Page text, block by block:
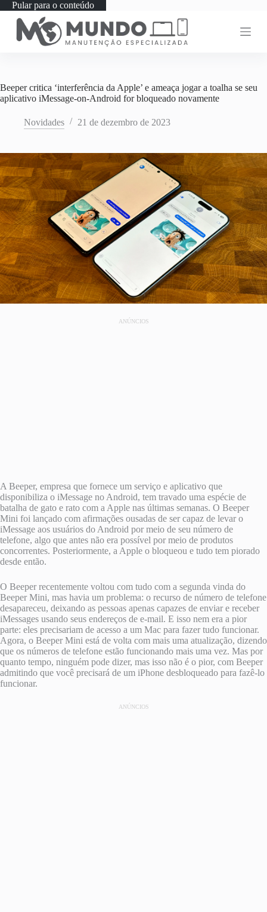
Pular para o conteúdo
Beeper critica ‘interferência da Apple’ e ameaça jogar a toalha se seu
aplicativo iMessage-on-Android for bloqueado novamente
Novidades 21 de dezembro de 2023
ANÚNCIOS
A Beeper, empresa que fornece um serviço e aplicativo que
disponibiliza o iMessage no Android, tem travado uma espécie de
batalha de gato e rato com a Apple nas últimas semanas. O Beeper
Mini foi lançado com afirmações ousadas de ser capaz de levar o
iMessage aos usuários do Android por meio de seu número de
telefone, algo que antes não era possível por meio de produtos
concorrentes. Posteriormente, a Apple o bloqueou e tudo tem piorado
desde então.
O Beeper recentemente voltou com tudo com a segunda vinda do
Beeper Mini, mas havia um problema: o recurso de número de telefone
desapareceu, deixando as pessoas apenas capazes de enviar e receber
iMessages usando seus endereços de e-mail. E isso nem era a pior
parte: eles precisariam de acesso a um Mac para fazer tudo funcionar.
Agora, o Beeper Mini está de volta com mais uma atualização, dizendo
que os números de telefone estão funcionando mais uma vez. Mas por
quanto tempo, ninguém pode dizer, mas isso não é o pior, com Beeper
admitindo que você precisará de um iPhone desbloqueado para fazê-lo
funcionar.
ANÚNCIOS